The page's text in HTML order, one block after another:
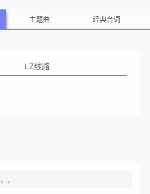
行，加布利尔需要一名顶尖的电脑黑
引来牢狱之灾，妻子带着女儿远走他乡。
不住诱惑，斯坦利再度出山。然而，事
主题曲 经典台词
LZ线路